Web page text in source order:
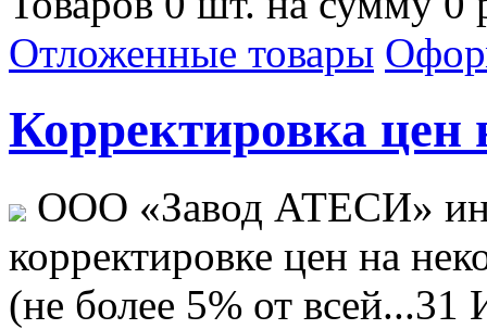
Отложенные товары
Корректировка цен
ООО «Завод АТЕСИ»
корректировке цен на
(не более 5% от всей...31